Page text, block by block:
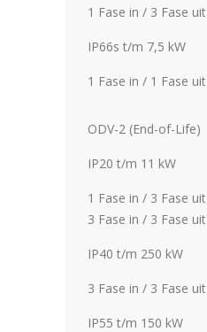
1 Fase in / 3 Fase uit
IP66s t/m 7,5 kW
1 Fase in / 1 Fase uit
ODV-2 (End-of-Life)
IP20 t/m 11 kW
1 Fase in / 3 Fase uit
3 Fase in / 3 Fase uit
IP40 t/m 250 kW
3 Fase in / 3 Fase uit
IP55 t/m 150 kW